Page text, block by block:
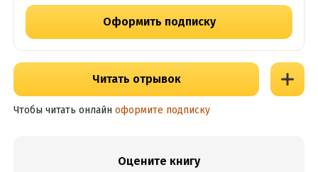
Оформить подписку
Читать отрывок
Чтобы читать онлайн оформите подписку
Оцените книгу